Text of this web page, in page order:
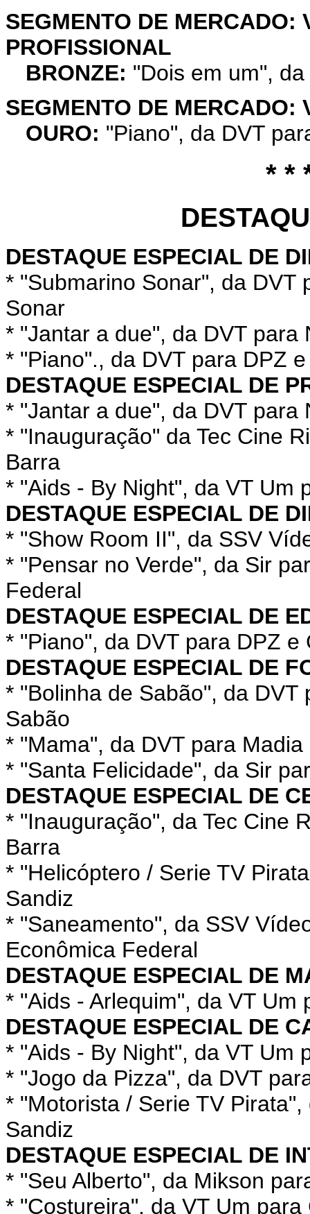
SEGMENTO DE MERCADO:
PROFISSIONAL
BRONZE: "Dois em um",
SEGMENTO DE MERCADO:
OURO: "Piano", da DVT
* *
DESTAQUE ESPECIAL DE
* "Submarino Sonar", da DVT
Sonar
* "Jantar a due", da DVT
* "Piano"., da DVT para DPZ
DESTAQUE ESPECIAL DE
* "Jantar a due", da DVT
* "Inauguração" da Tec Cine
Barra
* "Aids - By Night", da VT Um
DESTAQUE ESPECIAL DE
* "Show Room II", da SSV
* "Pensar no Verde", da Sir
Federal
DESTAQUE ESPECIAL DE
* "Piano", da DVT para DPZ e
DESTAQUE ESPECIAL DE
* "Bolinha de Sabão", da
Sabão
* "Mama", da DVT para
* "Santa Felicidade", da Sir
DESTAQUE ESPECIAL DE
* "Inauguração", da Tec Cine
Barra
* "Helicóptero / Serie TV
Sandiz
* "Saneamento", da SSV
Econômica Federal
DESTAQUE ESPECIAL DE
* "Aids - Arlequim", da VT
DESTAQUE ESPECIAL DE
* "Aids - By Night", da VT Um
* "Jogo da Pizza", da DVT
* "Motorista / Serie TV
Sandiz
DESTAQUE ESPECIAL DE
* "Seu Alberto", da Mikson
* "Costureira", da VT Um